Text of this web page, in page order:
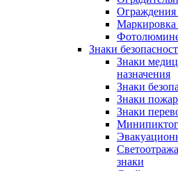
Маркировка
Знаки
Знаки
назначения
Знаки
Знаки
Знаки
знаки